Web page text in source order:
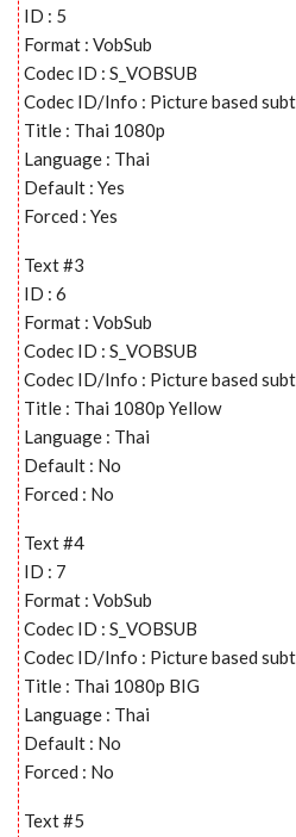
ID : 5
Format : VobSub
Codec ID : S_VOBSUB
Codec ID/Info : Picture based
Title : Thai 1080p
Language : Thai
Default : Yes
Forced : Yes
Text #3
ID : 6
Format : VobSub
Codec ID : S_VOBSUB
Codec ID/Info : Picture based
Title : Thai 1080p Yellow
Language : Thai
Default : No
Forced : No
Text #4
ID : 7
Format : VobSub
Codec ID : S_VOBSUB
Codec ID/Info : Picture based
Title : Thai 1080p BIG
Language : Thai
Default : No
Forced : No
Text #5